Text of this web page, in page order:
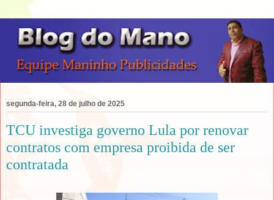
segunda-feira, 28 de julho de 2025
TCU investiga governo Lula por renovar
contratos com empresa proibida de ser
contratada